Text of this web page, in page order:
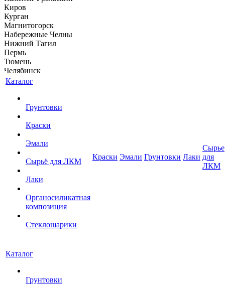
Киров
Курган
Магнитогорск
Набережные Челны
Нижний Тагил
Пермь
Тюмень
Челябинск
Каталог
Грунтовки
Краски
Эмали
Сырьё для ЛКМ
Лаки
Органосиликатная
композиция
Стеклошарики
Краски Эмали Грунтовки Лаки
Сырье
для
ЛКМ
Каталог
Грунтовки